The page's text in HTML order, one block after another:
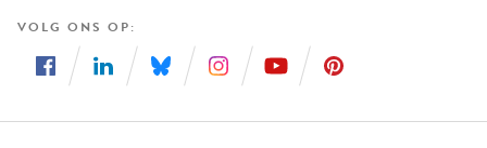
VOLG ONS OP
ons
ons
ons
ons
ons
ons